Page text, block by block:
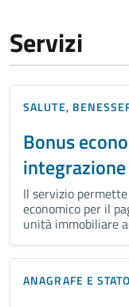
Servizi
SALUTE,
Bonus
Il servizio
economico per il
unità immobiliare
ANAGRAFE E